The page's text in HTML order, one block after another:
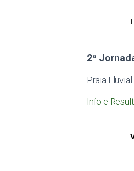
2ª
Praia
Info e